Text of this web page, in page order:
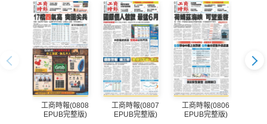
工商時報(0808
EPUB完整版)
工商時報(0807
EPUB完整版)
工商時報(0806
EPUB完整版)